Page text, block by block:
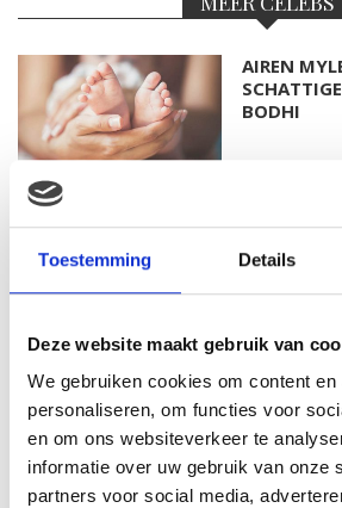
Toestemming Details
Deze website maakt gebruik van
We gebruiken cookies om content
personaliseren, om functies voor
en om ons websiteverkeer te
informatie over uw gebruik van onze
partners voor social media,
AIREN
BODHI
FOTO:
MET
KIM
MANNEN